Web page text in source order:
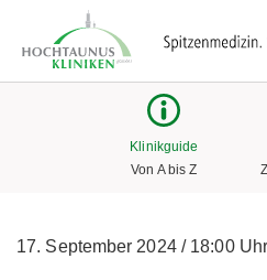
Klinikguide
Von A bis Z
17. September 2024 /18:00